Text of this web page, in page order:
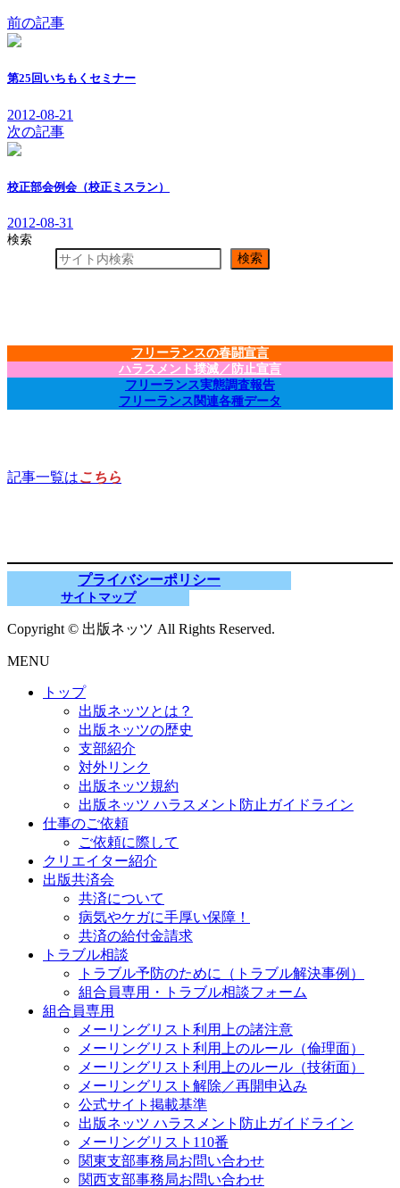
前の記事
第25回いちもくセミナー
2012-08-21
次の記事
校正部会例会（校正ミスラン）
2012-08-31
検索
検索
フリーランスの春闘宣言
ハラスメント撲滅／防止宣言
フリーランス実態調査報告
フリーランス関連各種データ
記事一覧はこちら
プライバシーポリシー
サイトマップ
Copyright © 出版ネッツ All Rights Reserved.
MENU
トップ
出版ネッツとは？
出版ネッツの歴史
支部紹介
対外リンク
出版ネッツ規約
出版ネッツ ハラスメント防止ガイドライン
仕事のご依頼
ご依頼に際して
クリエイター紹介
出版共済会
共済について
病気やケガに手厚い保障！
共済の給付金請求
トラブル相談
トラブル予防のために（トラブル解決事例）
組合員専用・トラブル相談フォーム
組合員専用
メーリングリスト利用上の諸注意
メーリングリスト利用上のルール（倫理面）
メーリングリスト利用上のルール（技術面）
メーリングリスト解除／再開申込み
公式サイト掲載基準
出版ネッツ ハラスメント防止ガイドライン
メーリングリスト110番
関東支部事務局お問い合わせ
関西支部事務局お問い合わせ